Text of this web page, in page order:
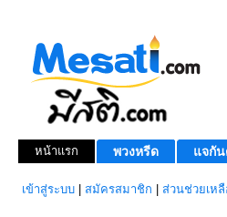
หน้าแรก พวงหรีด แจกั
เข้าสู่ระบบ สมัครสมาชิก ส่วนช่วยเหลื